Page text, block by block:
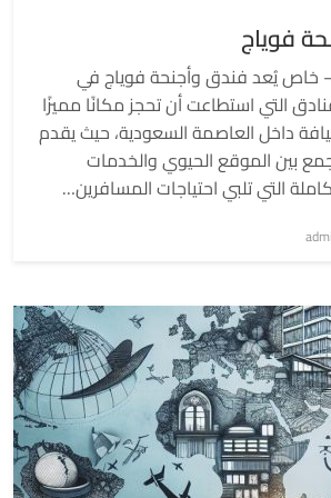
فوياج
– خاص يُعد فندق وأجنحة فوياج في
التي استطاعت أن تحجز مكانًا مميزًا
داخل العاصمة السعودية، حيث يقدم
بين الموقع الحيوي والخدمات
التي تلبي احتياجات المسافرين…